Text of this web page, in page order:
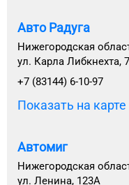
Авто Радуга
Нижегородская
ул. Карла Либкнехта,
+7 (83144) 6-10-97
Показать на карте
Автомиг
Нижегородская
ул. Ленина, 123А